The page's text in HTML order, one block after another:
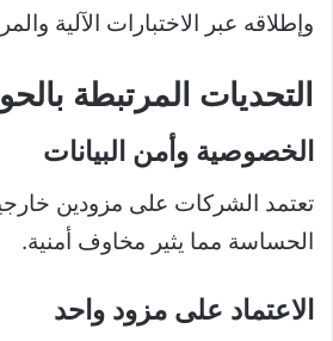
وإطلاقه عبر الاختبارات الآلية
التحديات المرتبطة
الخصوصية وأمن البيانات
تعتمد الشركات على مزودين
الحساسة مما يثير مخاوف أمنية.
الاعتماد على مزود واحد